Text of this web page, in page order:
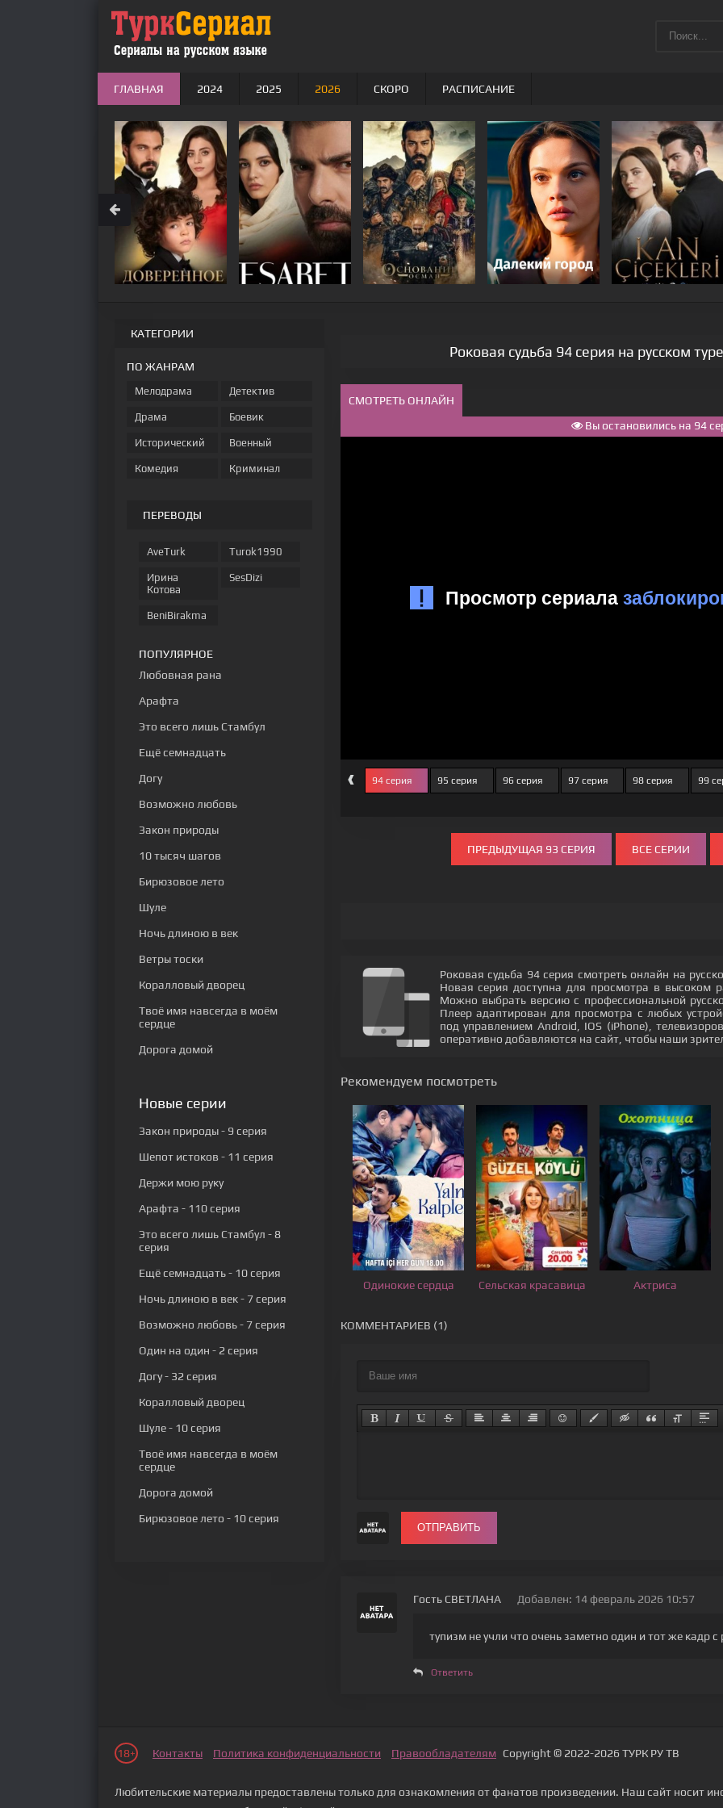
Роковая судьба 94 серия на русском
СМОТРЕТЬ ОНЛАЙН
Вы остановились на 94
‹
90 серия 94 серия 95 серия 96 серия 97 серия 98 серия 99
ПРЕДЫДУЩАЯ 93 СЕРИЯ ВСЕ СЕРИИ
Роковая судьба 94 серия смотреть онлайн на
Новая серия доступна для просмотра в высоком
Можно выбрать версию с профессиональной
Плеер адаптирован для просмотра с любых
под управлением Android, IOS (iPhone),
оперативно добавляются на сайт, чтобы наши
Рекомендуем посмотреть
Одинокие сердца Сельская красавица Актриса
КОММЕНТАРИЕВ (1)
ОТПРАВИТЬ
Гость СВЕТЛАНА Добавлен: 14 февраль 2026 10:57
тупизм не учли что очень заметно один и тот же кадр
Ответить
КАТЕГОРИИ
ПО ЖАНРАМ
Мелодрама
Драма
Исторический
Комедия
Детектив
Боевик
Военный
Криминал
ПЕРЕВОДЫ
AveTurk
Ирина
Котова
BeniBirakma
Turok1990
SesDizi
ПОПУЛЯРНОЕ
Любовная рана
Арафта
Это всего лишь Стамбул
Ещё семнадцать
Догу
Возможно любовь
Закон природы
10 тысяч шагов
Бирюзовое лето
Шуле
Ночь длиною в век
Ветры тоски
Коралловый дворец
Твоё имя навсегда в моём
сердце
Дорога домой
Новые серии
Закон природы- 9 серия
Шепот истоков - 11 серия
Держи мою руку
Арафта - 110 серия
Это всего лишь Стамбул - 8
серия
Ещё семнадцать- 10 серия
Ночь длиною в век- 7 серия
Возможно любовь- 7 серия
Один на один - 2 серия
Догу- 32 серия
Коралловый дворец
Шуле- 10 серия
Твоё имя навсегда в моём
сердце
Дорога домой
Бирюзовое лето - 10 серия
ГЛАВНАЯ 2024 2025 2026 СКОРО РАСПИСАНИЕ
18+ Контакты Политика конфиденциальности Правообладателям Copyright © 2022-2026 ТУРК РУ ТВ
Любительские материалы предоставлены только для ознакомления от фанатов произведении. Наш сайт носит